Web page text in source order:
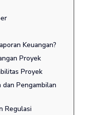
Keuangan?
Proyek
Proyek
dan Pengambilan
Regulasi